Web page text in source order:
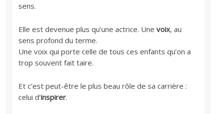
sens.
Elle est devenue plus qu’une actrice. Unevoix, au
sens profond du terme.
Une voix qui porte celle de tous ces enfants qu’on a
trop souvent fait taire.
Et c’est peut-être le plus beau rôle de sa carrière :
celui d’inspirer.